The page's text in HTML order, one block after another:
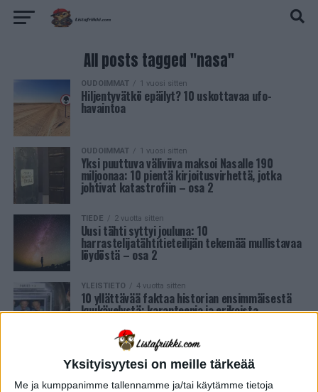
Yksityisyytesi on meille tärkeää
Me ja kumppanimme tallennamme ja/tai käytämme tietoja
All posts tagged "nasa"
OUDOIMMAT 1 vuosi sitten
Hiljentyvätkö epäilyt? 10 uskottavaa ufo-
havaintoa
OUDOIMMAT 1 vuosi sitten
Yksi puuttuva väliviiva maksoi Nasalle 190
miljoonaa: 10 pientä kirjoitusvirhettä, jotka
johtivat katastrofiin – osa 2
TIEDE 2 vuotta sitten
Uusi tähti syttyi jouluna: 10
harrastelijatähtitieteilijän tekemää mullistavaa
löydöstä – osa 2
YLEISTIETO 4 vuotta sitten
10 yllättävää faktaa historian ensimmäisestä
kuukävelystä: karanteenia ja erikoista